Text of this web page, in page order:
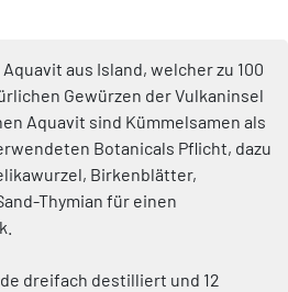
aus Island, welcher zu 100
Gewürzen der Vulkaninsel
Aquavit sind Kümmelsamen als
Botanicals Pflicht, dazu
Birkenblätter,
Thymian für einen
dreifach destilliert und 12